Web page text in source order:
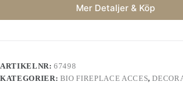
Mer Detaljer & Köp
ARTIKELNR:67498
KATEGORIER: BIO FIREPLACE ACCES,